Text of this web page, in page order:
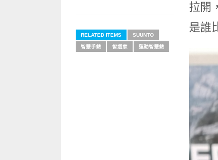
拉開
是誰
RELATED ITEMS SUUNTO
智慧手錶 智選家 運動智慧錶